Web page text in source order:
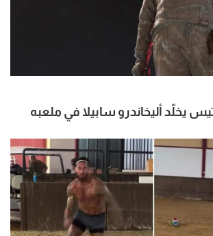
يخلّد أليخاندرو سابيلا في ملعبه